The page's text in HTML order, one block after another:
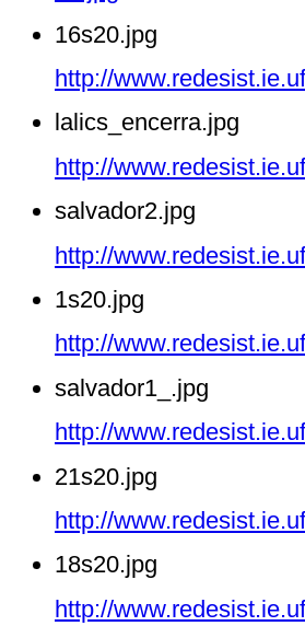
16s20.jpg
http://
lalics_encerra.jpg
http://
salvador2.jpg
http://
1s20.jpg
http://
salvador1_.jpg
http://
21s20.jpg
http://
18s20.jpg
http://